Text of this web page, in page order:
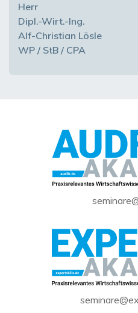
Herr
Dipl.-Wirt.-Ing.
Alf-Christian Lösle
WP / StB / CPA